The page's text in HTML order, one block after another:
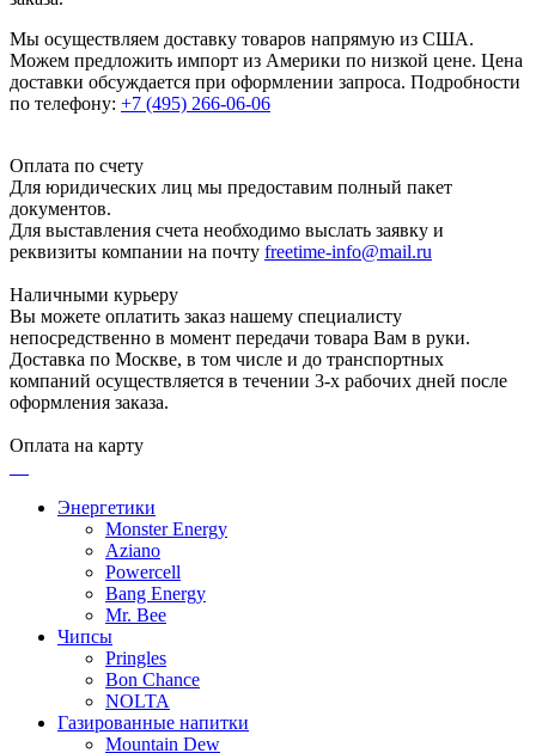
Мы осуществляем доставку товаров напрямую из США.
Можем предложить импорт из Америки по низкой цене. Цена
доставки обсуждается при оформлении запроса. Подробности
по телефону: +7 (495) 266-06-06
Оплата по счету
Для юридических лиц мы предоставим полный пакет
документов.
Для выставления счета необходимо выслать заявку и
реквизиты компании на почту freetime-info@mail.ru
Наличными курьеру
Вы можете оплатить заказ нашему специалисту
непосредственно в момент передачи товара Вам в руки.
Доставка по Москве, в том числе и до транспортных
компаний осуществляется в течении 3-х рабочих дней после
оформления заказа.
Оплата на карту
Энергетики
Monster Energy
Aziano
Powercell
Bang Energy
Mr. Bee
Чипсы
Pringles
Bon Chance
NOLTA
Газированные напитки
Mountain Dew